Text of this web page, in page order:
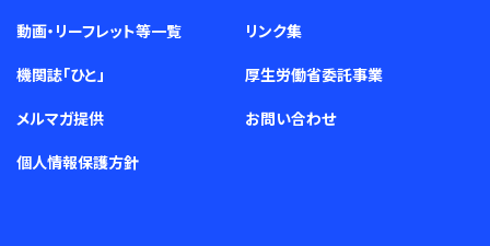
動画・リーフレット等一覧
リンク集
機関誌「ひと」
厚生労働省委託事業
メルマガ提供
お問い合わせ
個人情報保護方針